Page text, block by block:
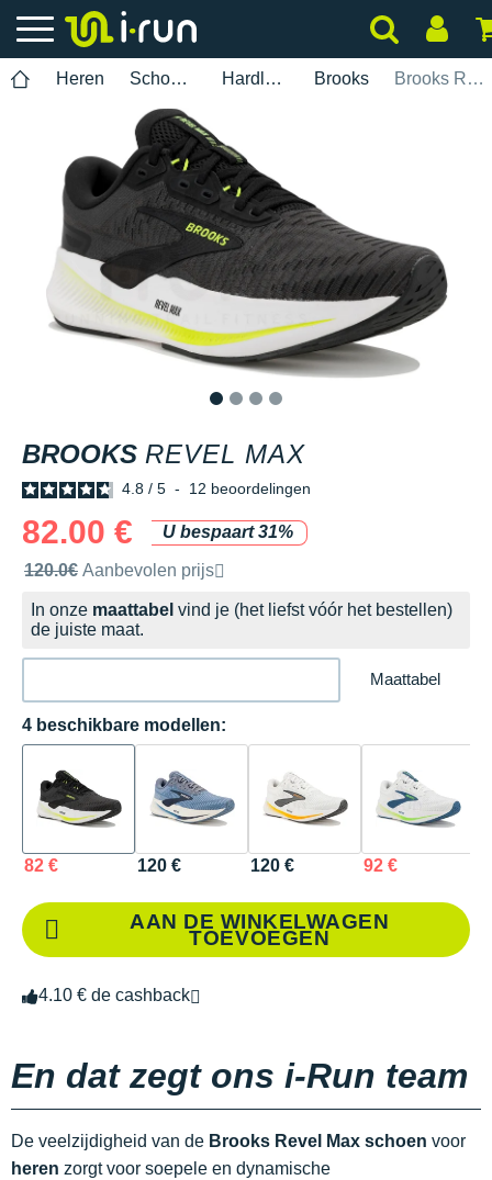
Heren Schoenen Hardlopen Brooks Brooks Revel Max
BROOKS REVEL MAX
4.8 / 5 - 12 beoordelingen
82.00 €
U bespaart 31%
Door het merk aanbevolen verkoopprijs
120.0€ Aanbevolen prijs
In onze maattabel vind je (het liefst vóór het bestellen)
de juiste maat.
Maattabel
4 beschikbare modellen:
82 € 120 € 120 € 92 €
AAN DE WINKELWAGEN
TOEVOEGEN
4.10 € de cashback
En dat zegt ons i-Run team
De veelzijdigheid van de Brooks Revel Max schoen voor
heren zorgt voor soepele en dynamische